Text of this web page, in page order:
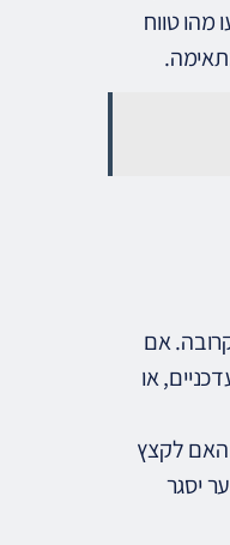
טווח
אם
או
האם לקצץ
יסגר